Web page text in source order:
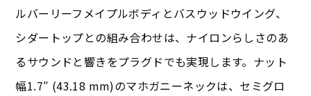
ルバーリーフメイプルボディとバスウッドウイング、
シダートップとの組み合わせは、ナイロンらしさのあ
るサウンドと響きをプラグドでも実現します。ナット
幅1.7″ (43.18 mm)のマホガニーネックは、セミグロ